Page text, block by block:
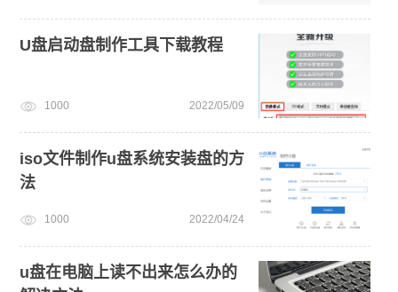
U盘启动盘制作工具下载教程
1000 2022/05/09
iso文件制作u盘系统安装盘的方
法
1000 2022/04/24
u盘在电脑上读不出来怎么办的